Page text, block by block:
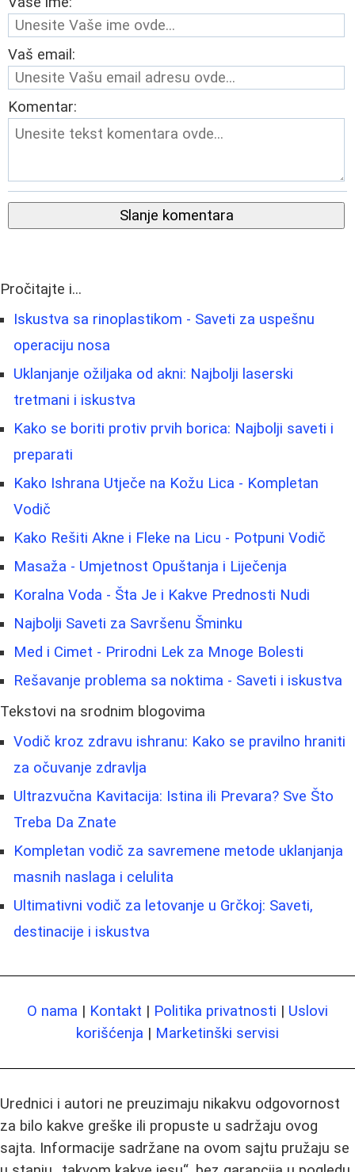
Vaš email:
Komentar:
Slanje komentara
Pročitajte i...
Iskustva sa rinoplastikom - Saveti za uspešnu
operaciju nosa
Uklanjanje ožiljaka od akni: Najbolji laserski
tretmani i iskustva
Kako se boriti protiv prvih borica: Najbolji saveti i
preparati
Kako Ishrana Utječe na Kožu Lica - Kompletan
Vodič
Kako Rešiti Akne i Fleke na Licu - Potpuni Vodič
Masaža - Umjetnost Opuštanja i Liječenja
Koralna Voda - Šta Je i Kakve Prednosti Nudi
Najbolji Saveti za Savršenu Šminku
Med i Cimet - Prirodni Lek za Mnoge Bolesti
Rešavanje problema sa noktima - Saveti i iskustva
Tekstovi na srodnim blogovima
Vodič kroz zdravu ishranu: Kako se pravilno hraniti
za očuvanje zdravlja
Ultrazvučna Kavitacija: Istina ili Prevara? Sve Što
Treba Da Znate
Kompletan vodič za savremene metode uklanjanja
masnih naslaga i celulita
Ultimativni vodič za letovanje u Grčkoj: Saveti,
destinacije i iskustva
O nama | Kontakt | Politika privatnosti | Uslovi
korišćenja | Marketinški servisi
Urednici i autori ne preuzimaju nikakvu odgovornost
za bilo kakve greške ili propuste u sadržaju ovog
sajta. Informacije sadržane na ovom sajtu pružaju se